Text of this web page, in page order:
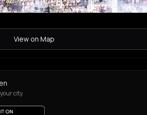
View on Map
city.